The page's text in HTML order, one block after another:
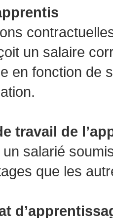
un salaire
en fonction de
travail de
un salarié
que les